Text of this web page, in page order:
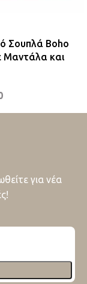
Σουπλά Boho
Μαντάλα και
για νέα